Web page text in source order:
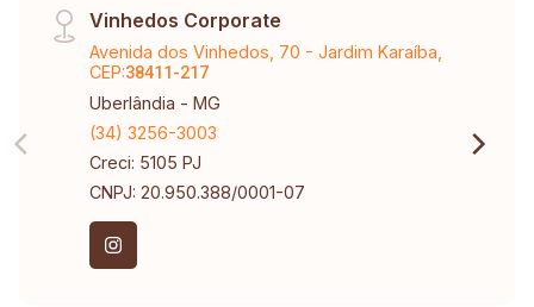
Vinhedos Corporate
Avenida dos Vinhedos, 70 - Jardim Karaíba,
CEP:38411-217
Uberlândia - MG
(34) 3256-3003
Creci: 5105 PJ
CNPJ: 20.950.388/0001-07